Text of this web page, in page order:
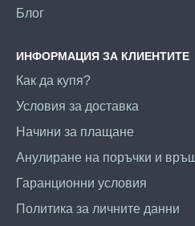
Блог
ИНФОРМАЦИЯ ЗА КЛИЕНТИТЕ
Как да купя?
Условия за доставка
Начини за плащане
Анулиране на поръчки и
Гаранционни условия
Политика за личните данни